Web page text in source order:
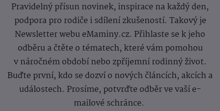
Pravidelný přísun novinek, inspirace na každý den,
podpora pro rodiče i sdílení zkušeností. Takový je
Newsletter webu eMaminy.cz. Přihlaste se k jeho
odběru a čtěte o tématech, které vám pomohou
v náročném období nebo zpříjemní rodinný život.
Buďte první, kdo se dozví o nových článcích, akcích a
událostech. Prosíme, potvrďte odběr ve vaší e-
mailové schránce.